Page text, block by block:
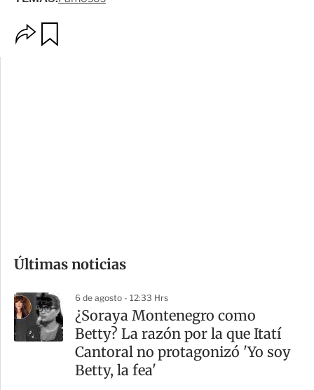
p
m
a
r
t
Últimas noticias
6 de agosto - 12:33 Hrs
¿Soraya Montenegro como
Betty? La razón por la que Itatí
Cantoral no protagonizó 'Yo soy
Betty, la fea'